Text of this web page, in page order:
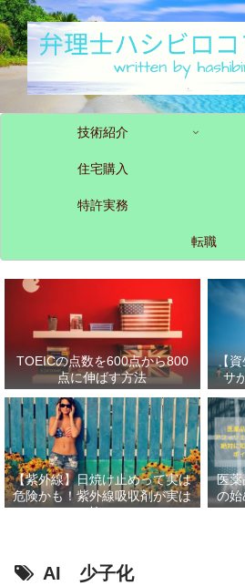
技術紹介
住宅購入
特許実務
転職
TOEICの点数を600点から800
点に伸ばす方法
【
サ
【紫外線】日焼け止めって実は
危険かも！紫外線吸収剤が実は
怖い
医薬
の始
し
AI 少子化